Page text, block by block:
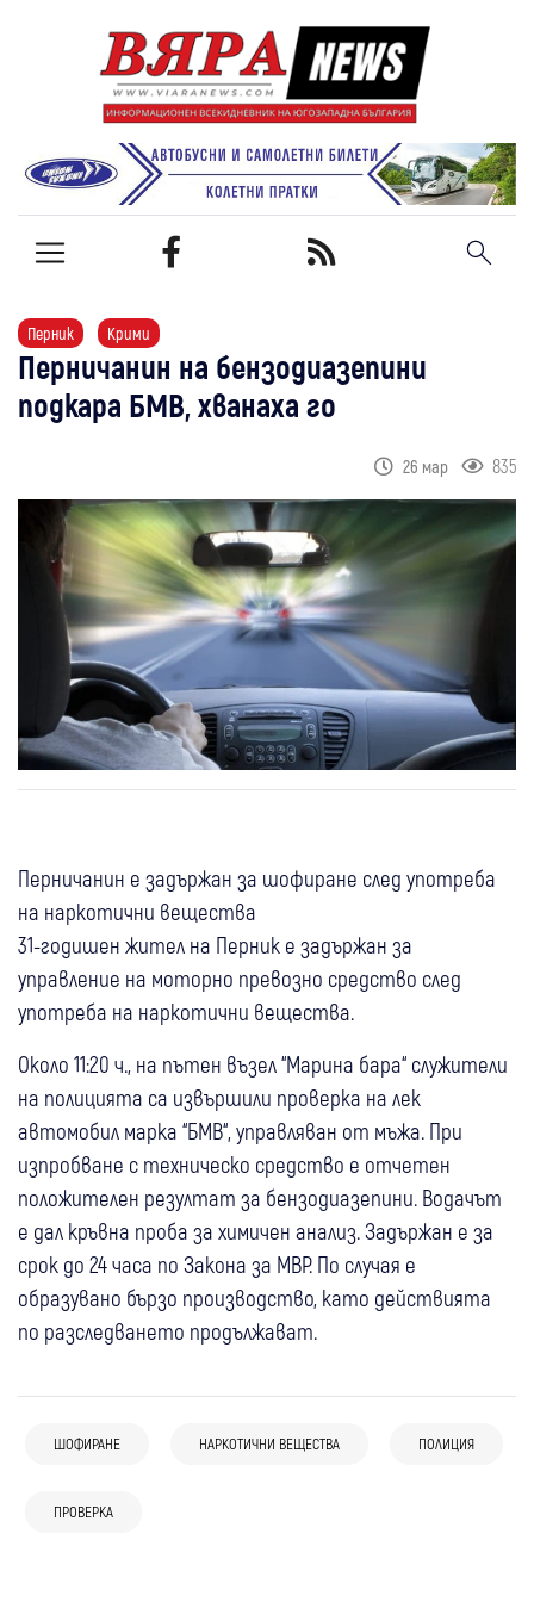
Перник Крими
Перничанин на бензодиазепини
подкара БМВ, хванаха го
26 мар 835
Перничанин е задържан за шофиране след употреба
на наркотични вещества
31-годишен жител на Перник е задържан за
управление на моторно превозно средство след
употреба на наркотични вещества.
Около 11:20 ч., на пътен възел “Марина бара“ служители
на полицията са извършили проверка на лек
автомобил марка “БМВ“, управляван от мъжа. При
изпробване с техническо средство е отчетен
положителен резултат за бензодиазепини. Водачът
е дал кръвна проба за химичен анализ. Задържан е за
срок до 24 часа по Закона за МВР. По случая е
образувано бързо производство, като действията
по разследването продължават.
ШОФИРАНЕ НАРКОТИЧНИ ВЕЩЕСТВА ПОЛИЦИЯ
ПРОВЕРКА
България
главата
30 катастрофи през юли в Кюстендилско,
Проверяват промените в